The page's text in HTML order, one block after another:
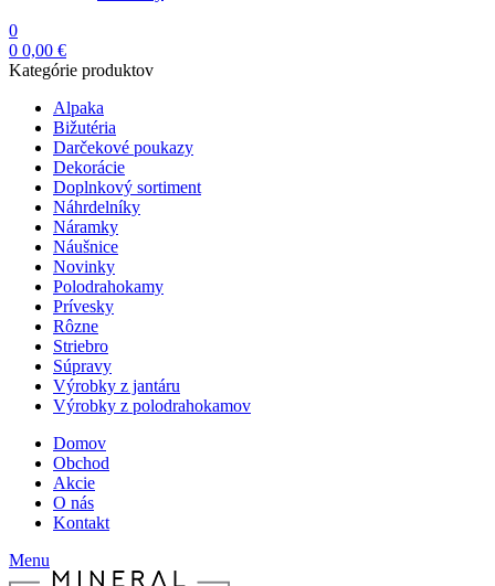
0
0 0,00 €
Kategórie produktov
Alpaka
Bižutéria
Darčekové poukazy
Dekorácie
Doplnkový sortiment
Náhrdelníky
Náramky
Náušnice
Novinky
Polodrahokamy
Prívesky
Rôzne
Striebro
Súpravy
Výrobky z jantáru
Výrobky z polodrahokamov
Domov
Obchod
Akcie
O nás
Kontakt
Menu